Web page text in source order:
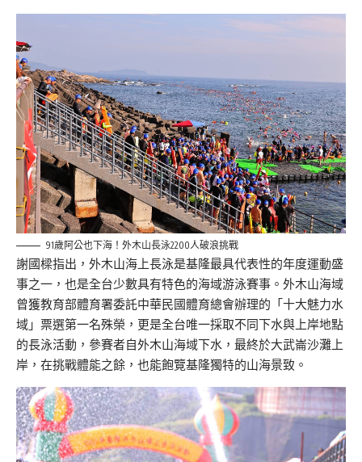
91歲阿公也下海！外木山長泳2200人破浪挑戰
謝國樑指出，外木山海上長泳是基隆最具代表性的年度運動盛
事之一，也是全台少數具有特色的海域游泳賽事。外木山海域
曾獲教育部體育署委託中華民國體育總會辦理的「十大魅力水
域」票選第一名殊榮，更是全台唯一採取不同下水與上岸地點
的長泳活動，參賽者自外木山海域下水，最終於大武崙沙灘上
岸，在挑戰體能之餘，也能飽覽基隆獨特的山海景致。